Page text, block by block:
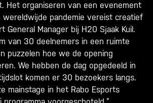
Het organiseren van een evenement
wereldwijde pandemie vereist creatief
General Manager bij H20 Sjaak Kuil.
van 30 deelnemers in een ruimte
puzzelen hoe we de opening
We hebben de dag opgedeeld in
komen er 30 bezoekers langs.
mainstage in het Rabo Esports